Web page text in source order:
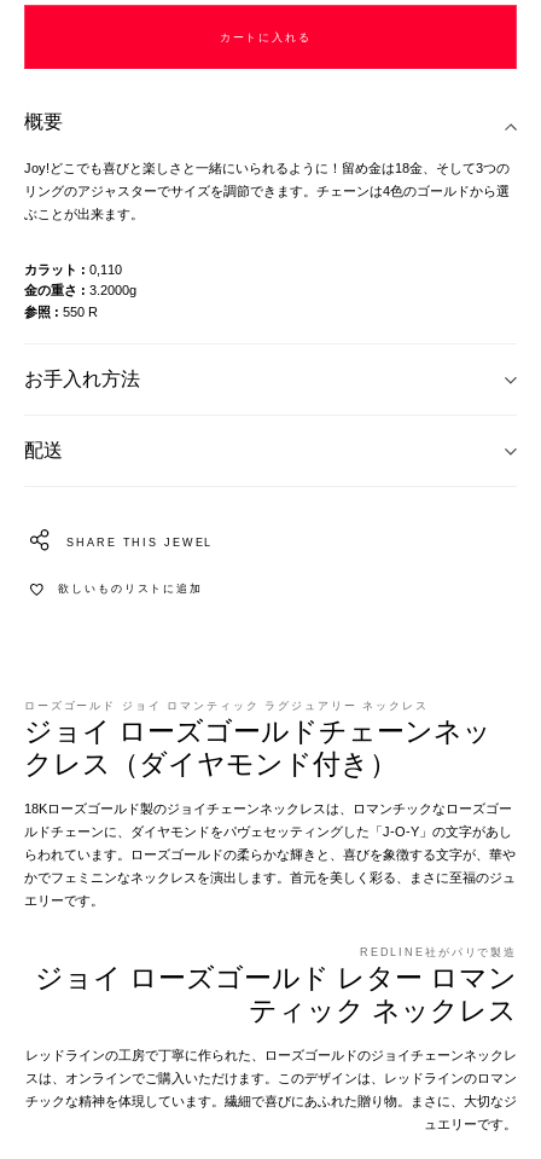
カートに入れる
カートに入れる
概要
Joy!どこでも喜びと楽しさと一緒にいられるように！留め金は18金、そして3つの
リングのアジャスターでサイズを調節できます。チェーンは4色のゴールドから選
ぶことが出来ます。
カラット
0,110
金の重さ
3.2000g
参照
550 R
お手入れ方法
配送
SHARE THIS JEWEL
欲しいものリストに追加
ローズゴールド ジョイ ロマンティック ラグジュアリー ネックレス
ジョイ ローズゴールドチェーンネッ
クレス（ダイヤモンド付き）
18Kローズゴールド製のジョイチェーンネックレスは、ロマンチックなローズゴー
ルドチェーンに、ダイヤモンドをパヴェセッティングした「J-O-Y」の文字があし
らわれています。ローズゴールドの柔らかな輝きと、喜びを象徴する文字が、華や
かでフェミニンなネックレスを演出します。首元を美しく彩る、まさに至福のジュ
エリーです。
REDLINE社がパリで製造
ジョイ ローズゴールド レター ロマン
ティック ネックレス
レッドラインの工房で丁寧に作られた、ローズゴールドのジョイチェーンネックレ
スは、オンラインでご購入いただけます。このデザインは、レッドラインのロマン
チックな精神を体現しています。繊細で喜びにあふれた贈り物。まさに、大切なジ
ュエリーです。